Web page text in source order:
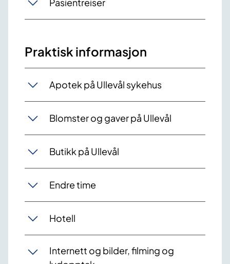
Pasientreiser
Praktisk informasjon
Apotek på Ullevål sykehus
Blomster og gaver på Ullevål
Butikk på Ullevål
Endre time
Hotell
Internett og bilder, filming og